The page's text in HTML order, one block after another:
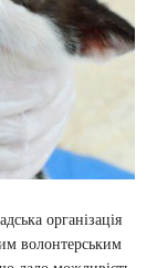
організація
волонтерським